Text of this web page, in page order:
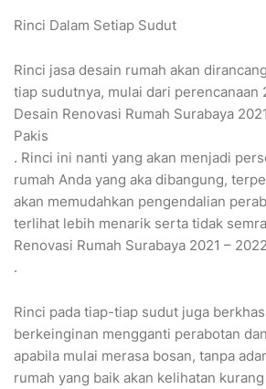
Rinci Dalam Setiap Sudut
Rinci jasa desain rumah akan
tiap sudutnya, mulai dari perencanaan
Desain Renovasi Rumah Surabaya
Pakis
. Rinci ini nanti yang akan menjadi
rumah Anda yang aka dibangung,
akan memudahkan pengendalian
terlihat lebih menarik serta tidak
Renovasi Rumah Surabaya 2021 –
.
Rinci pada tiap-tiap sudut juga
berkeinginan mengganti perabotan
apabila mulai merasa bosan, tanpa
rumah yang baik akan kelihatan